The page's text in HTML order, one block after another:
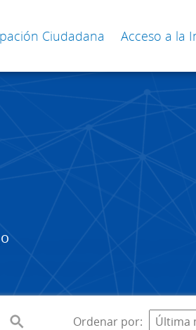
Ciudadana Acceso a la
Ordenar por